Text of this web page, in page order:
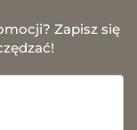
Zapisz się